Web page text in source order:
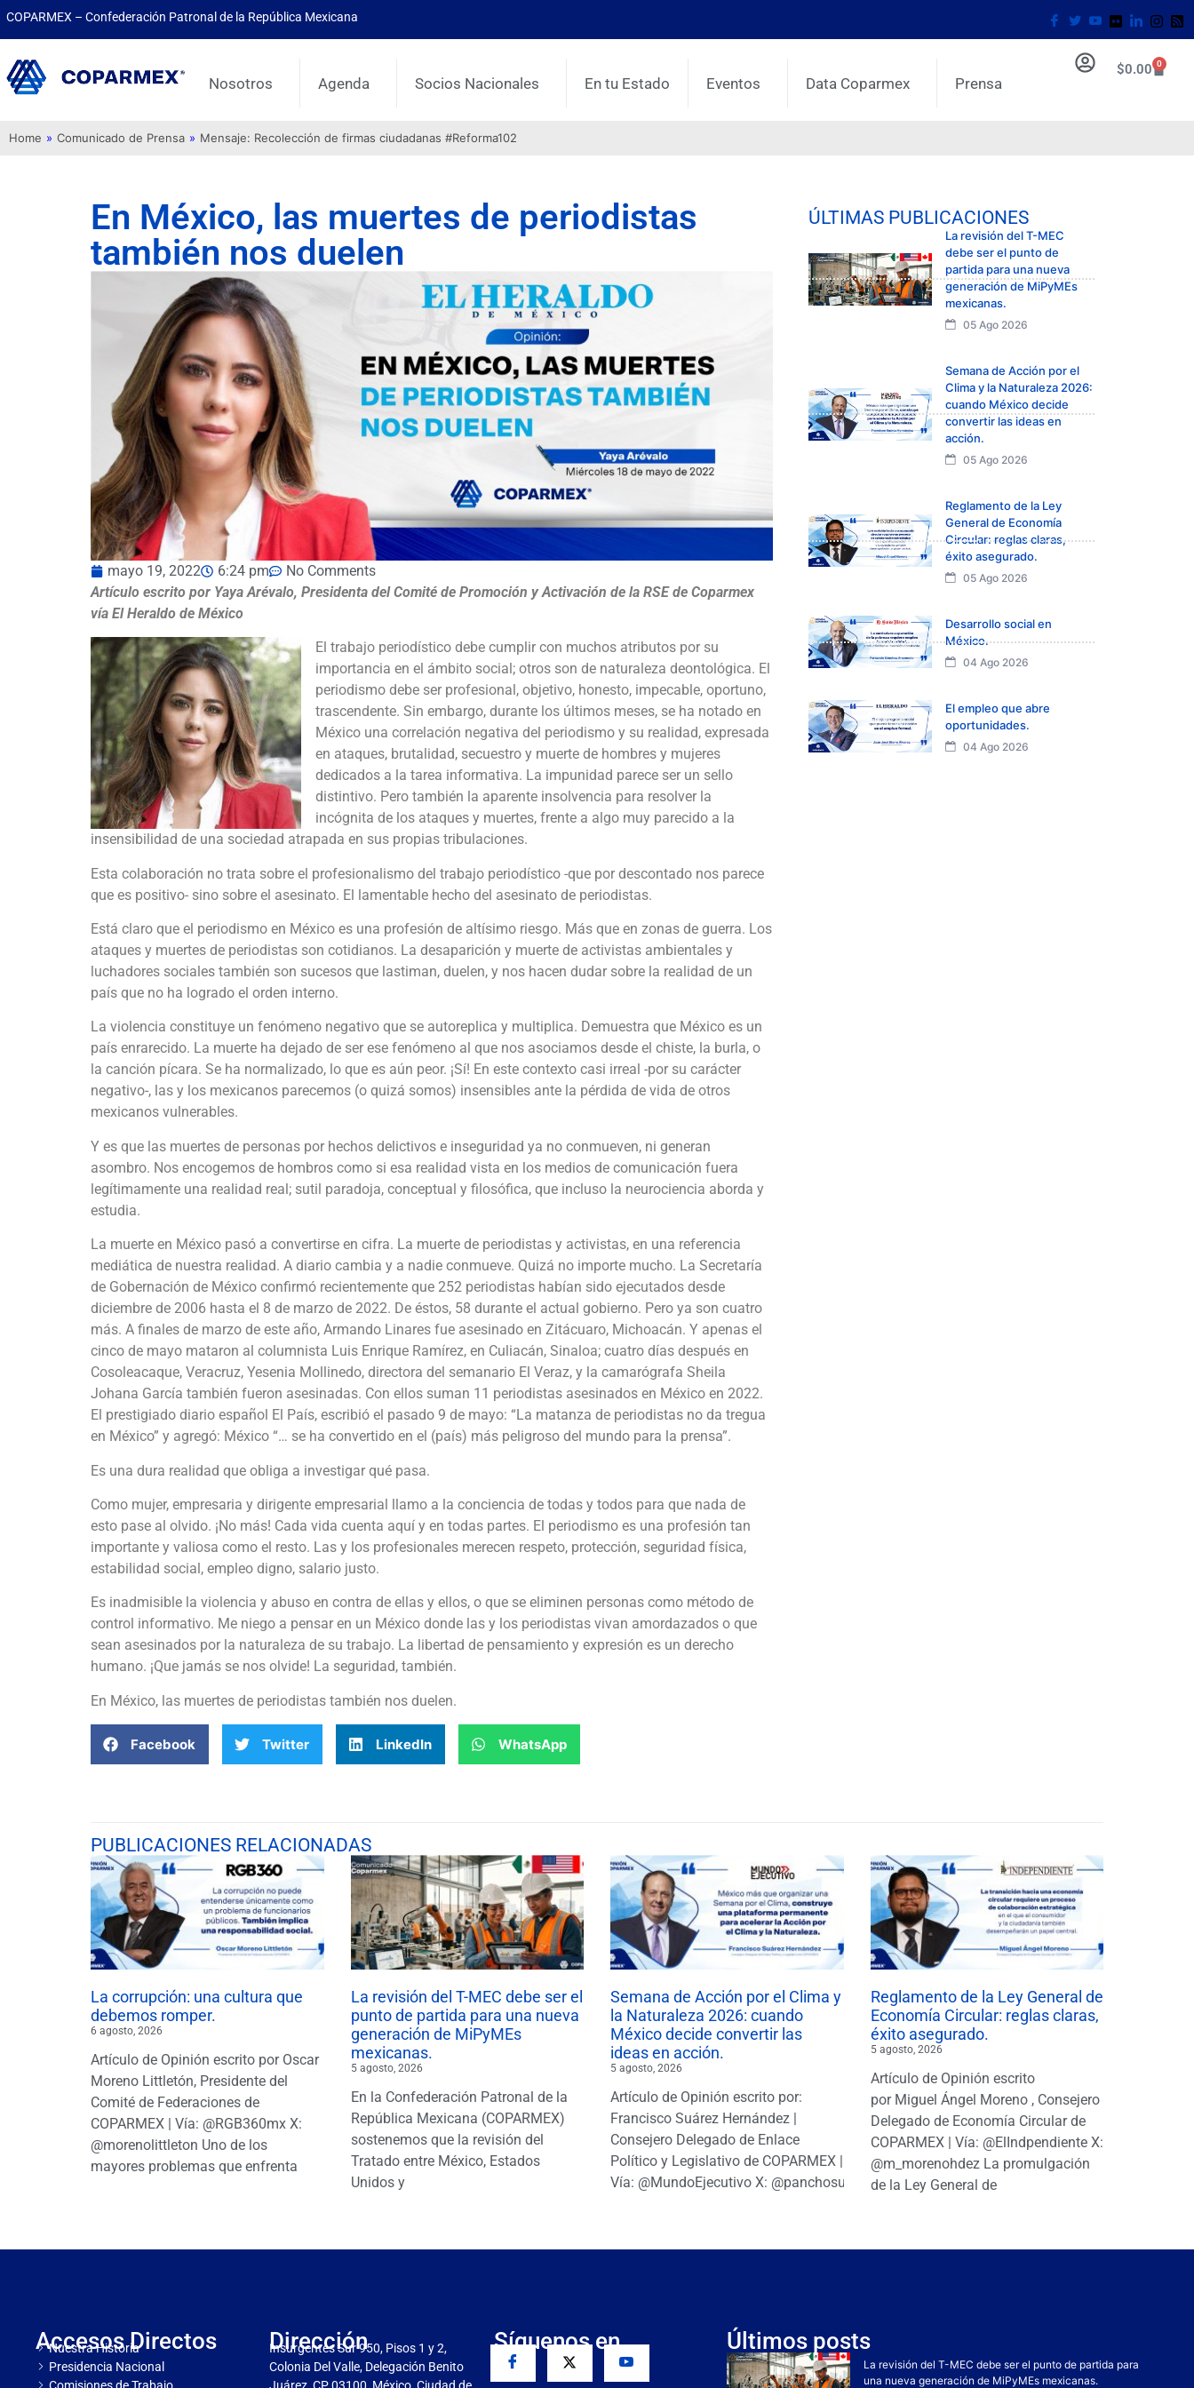
COPARMEX – Confederación Patronal de la República Mexicana
Nosotros Agenda Socios Nacionales En tu Estado Eventos Data Coparmex Prensa
$0.00 0
Home » Comunicado de Prensa » Mensaje: Recolección de firmas ciudadanas #Reforma102
En México, las muertes de periodistas
también nos duelen
mayo 19, 2022 6:24 pm
No Comments
Artículo escrito por Yaya Arévalo, Presidenta del Comité de Promoción y Activación de la RSE de Coparmex
vía El Heraldo de México
El trabajo periodístico debe cumplir con muchos atributos por su
importancia en el ámbito social; otros son de naturaleza deontológica. El
periodismo debe ser profesional, objetivo, honesto, impecable, oportuno,
trascendente. Sin embargo, durante los últimos meses, se ha notado en
México una correlación negativa del periodismo y su realidad, expresada
en ataques, brutalidad, secuestro y muerte de hombres y mujeres
dedicados a la tarea informativa. La impunidad parece ser un sello
distintivo. Pero también la aparente insolvencia para resolver la
incógnita de los ataques y muertes, frente a algo muy parecido a la
insensibilidad de una sociedad atrapada en sus propias tribulaciones.
Esta colaboración no trata sobre el profesionalismo del trabajo periodístico -que por descontado nos parece
que es positivo- sino sobre el asesinato. El lamentable hecho del asesinato de periodistas.
Está claro que el periodismo en México es una profesión de altísimo riesgo. Más que en zonas de guerra. Los
ataques y muertes de periodistas son cotidianos. La desaparición y muerte de activistas ambientales y
luchadores sociales también son sucesos que lastiman, duelen, y nos hacen dudar sobre la realidad de un
país que no ha logrado el orden interno.
La violencia constituye un fenómeno negativo que se autoreplica y multiplica. Demuestra que México es un
país enrarecido. La muerte ha dejado de ser ese fenómeno al que nos asociamos desde el chiste, la burla, o
la canción pícara. Se ha normalizado, lo que es aún peor. ¡Sí! En este contexto casi irreal -por su carácter
negativo-, las y los mexicanos parecemos (o quizá somos) insensibles ante la pérdida de vida de otros
mexicanos vulnerables.
Y es que las muertes de personas por hechos delictivos e inseguridad ya no conmueven, ni generan
asombro. Nos encogemos de hombros como si esa realidad vista en los medios de comunicación fuera
legítimamente una realidad real; sutil paradoja, conceptual y filosófica, que incluso la neurociencia aborda y
estudia.
La muerte en México pasó a convertirse en cifra. La muerte de periodistas y activistas, en una referencia
mediática de nuestra realidad. A diario cambia y a nadie conmueve. Quizá no importe mucho. La Secretaría
de Gobernación de México confirmó recientemente que 252 periodistas habían sido ejecutados desde
diciembre de 2006 hasta el 8 de marzo de 2022. De éstos, 58 durante el actual gobierno. Pero ya son cuatro
más. A finales de marzo de este año, Armando Linares fue asesinado en Zitácuaro, Michoacán. Y apenas el
cinco de mayo mataron al columnista Luis Enrique Ramírez, en Culiacán, Sinaloa; cuatro días después en
Cosoleacaque, Veracruz, Yesenia Mollinedo, directora del semanario El Veraz, y la camarógrafa Sheila
Johana García también fueron asesinadas. Con ellos suman 11 periodistas asesinados en México en 2022.
El prestigiado diario español El País, escribió el pasado 9 de mayo: “La matanza de periodistas no da tregua
en México” y agregó: México “… se ha convertido en el (país) más peligroso del mundo para la prensa”.
Es una dura realidad que obliga a investigar qué pasa.
Como mujer, empresaria y dirigente empresarial llamo a la conciencia de todas y todos para que nada de
esto pase al olvido. ¡No más! Cada vida cuenta aquí y en todas partes. El periodismo es una profesión tan
importante y valiosa como el resto. Las y los profesionales merecen respeto, protección, seguridad física,
estabilidad social, empleo digno, salario justo.
Es inadmisible la violencia y abuso en contra de ellas y ellos, o que se eliminen personas como método de
control informativo. Me niego a pensar en un México donde las y los periodistas vivan amordazados o que
sean asesinados por la naturaleza de su trabajo. La libertad de pensamiento y expresión es un derecho
humano. ¡Que jamás se nos olvide! La seguridad, también.
En México, las muertes de periodistas también nos duelen.
Facebook Twitter LinkedIn WhatsApp
ÚLTIMAS PUBLICACIONES
La revisión del T-MEC
debe ser el punto de
partida para una nueva
generación de MiPyMEs
mexicanas.
05 Ago 2026
Semana de Acción por el
Clima y la Naturaleza 2026:
cuando México decide
convertir las ideas en
acción.
05 Ago 2026
Reglamento de la Ley
General de Economía
Circular: reglas claras,
éxito asegurado.
05 Ago 2026
Desarrollo social en
México.
04 Ago 2026
El empleo que abre
oportunidades.
04 Ago 2026
PUBLICACIONES RELACIONADAS
La corrupción: una cultura que
debemos romper.
6 agosto, 2026
Artículo de Opinión escrito por Oscar
Moreno Littletón, Presidente del
Comité de Federaciones de
COPARMEX | Vía: @RGB360mx X:
@morenolittleton Uno de los
mayores problemas que enfrenta
La revisión del T-MEC debe ser el
punto de partida para una nueva
generación de MiPyMEs
mexicanas.
5 agosto, 2026
En la Confederación Patronal de la
República Mexicana (COPARMEX)
sostenemos que la revisión del
Tratado entre México, Estados
Unidos y
Semana de Acción por el Clima y
la Naturaleza 2026: cuando
México decide convertir las
ideas en acción.
5 agosto, 2026
Artículo de Opinión escrito por:
Francisco Suárez Hernández |
Consejero Delegado de Enlace
Político y Legislativo de COPARMEX |
Vía: @MundoEjecutivo X: @panchosuarezh
Reglamento de la Ley General de
Economía Circular: reglas claras,
éxito asegurado.
5 agosto, 2026
Artículo de Opinión escrito
por Miguel Ángel Moreno , Consejero
Delegado de Economía Circular de
COPARMEX | Vía: @ElIndpendiente X:
@m_morenohdez La promulgación
de la Ley General de
Accesos Directos
Nuestra Historia
Presidencia Nacional
Dirección
Insurgentes Sur 950, Pisos 1 y 2,
Colonia Del Valle, Delegación Benito
Síguenos en Últimos posts
La revisión del T-MEC debe ser el punto de partida para
una nueva generación de MiPyMEs mexicanas.